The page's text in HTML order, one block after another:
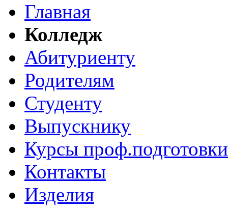
Главная
Колледж
Абитуриенту
Родителям
Студенту
Выпускнику
Курсы проф.подготовки
Контакты
Изделия